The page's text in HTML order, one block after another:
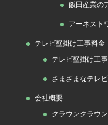
飯田産業の
アーネスト
テレビ壁掛け工事料金
テレビ壁掛け工
さまざまなテレ
会社概要
クラウンクラウ